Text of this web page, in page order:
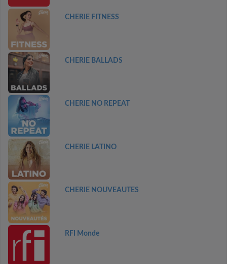
CHERIE FITNESS
CHERIE BALLADS
CHERIE NO REPEAT
CHERIE LATINO
CHERIE NOUVEAUTES
RFI Monde